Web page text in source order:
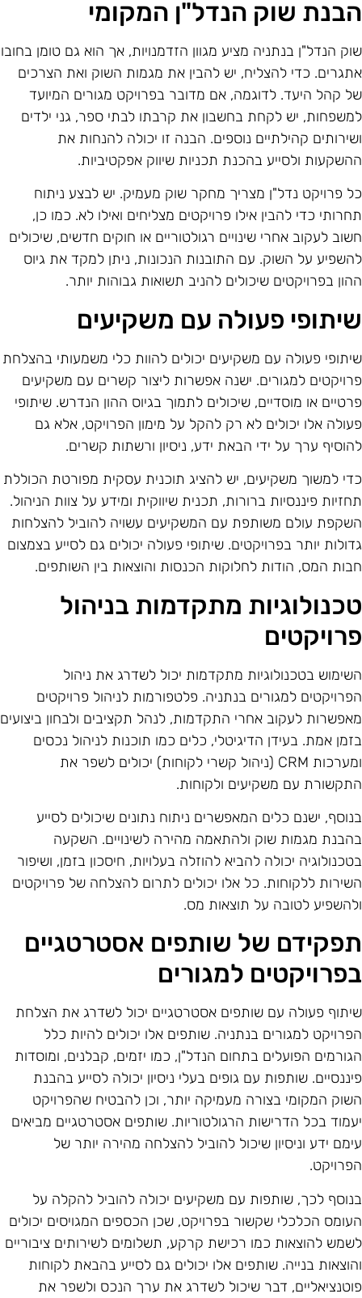
שוק הנדל"ן המקומי
הנדל"ן בנתניה מציע מגוון הזדמנויות, אך הוא גם טומן בחובו
כדי להצליח, יש להבין את מגמות השוק ואת הצרכים
קהל היעד. לדוגמה, אם מדובר בפרויקט מגורים המיועד
יש לקחת בחשבון את קרבתו לבתי ספר, גני ילדים
קהילתיים נוספים. הבנה זו יכולה להנחות את
ולסייע בהכנת תכניות שיווק אפקטיביות.
פרויקט נדל"ן מצריך מחקר שוק מעמיק. יש לבצע ניתוח
כדי להבין אילו פרויקטים מצליחים ואילו לא. כמו כן,
לעקוב אחרי שינויים רגולטוריים או חוקים חדשים, שיכולים
על השוק. עם התובנות הנכונות, ניתן למקד את גיוס
בפרויקטים שיכולים להניב תשואות גבוהות יותר.
פעולה עם משקיעים
פעולה עם משקיעים יכולים להוות כלי משמעותי בהצלחת
למגורים. ישנה אפשרות ליצור קשרים עם משקיעים
או מוסדיים, שיכולים לתמוך בגיוס ההון הנדרש. שיתופי
אלו יכולים לא רק להקל על מימון הפרויקט, אלא גם
ערך על ידי הבאת ידע, ניסיון ורשתות קשרים.
למשוך משקיעים, יש להציג תוכנית עסקית מפורטת הכוללת
פיננסיות ברורות, תכנית שיווקית ומידע על צוות הניהול.
עולם משותפת עם המשקיעים עשויה להוביל להצלחות
יותר בפרויקטים. שיתופי פעולה יכולים גם לסייע בצמצום
המס, הודות לחלוקות הכנסות והוצאות בין השותפים.
מתקדמות בניהול
בטכנולוגיות מתקדמות יכול לשדרג את ניהול
למגורים בנתניה. פלטפורמות לניהול פרויקטים
לעקוב אחרי התקדמות, לנהל תקציבים ולבחון ביצועים
אמת. בעידן הדיגיטלי, כלים כמו תוכנות לניהול נכסים
ומערכות CRM (ניהול קשרי לקוחות) יכולים לשפר את
עם משקיעים ולקוחות.
ישנם כלים המאפשרים ניתוח נתונים שיכולים לסייע
מגמות שוק ולהתאמה מהירה לשינויים. השקעה
יכולה להביא להוזלה בעלויות, חיסכון בזמן, ושיפור
ללקוחות. כל אלו יכולים לתרום להצלחה של פרויקטים
לטובה על תוצאות מס.
של שותפים אסטרטגיים
למגורים
פעולה עם שותפים אסטרטגיים יכול לשדרג את הצלחת
למגורים בנתניה. שותפים אלו יכולים להיות כלל
הפועלים בתחום הנדל"ן, כמו יזמים, קבלנים, ומוסדות
שותפות עם גופים בעלי ניסיון יכולה לסייע בהבנת
המקומי בצורה מעמיקה יותר, וכן להבטיח שהפרויקט
בכל הדרישות הרגולטוריות. שותפים אסטרטגיים מביאים
ידע וניסיון שיכול להוביל להצלחה מהירה יותר של
לכך, שותפות עם משקיעים יכולה להוביל להקלה על
הכלכלי שקשור בפרויקט, שכן הכספים המגויסים יכולים
להוצאות כמו רכישת קרקע, תשלומים לשירותים ציבוריים
בנייה. שותפים אלו יכולים גם לסייע בהבאת לקוחות
דבר שיכול לשדרג את ערך הנכס ולשפר את